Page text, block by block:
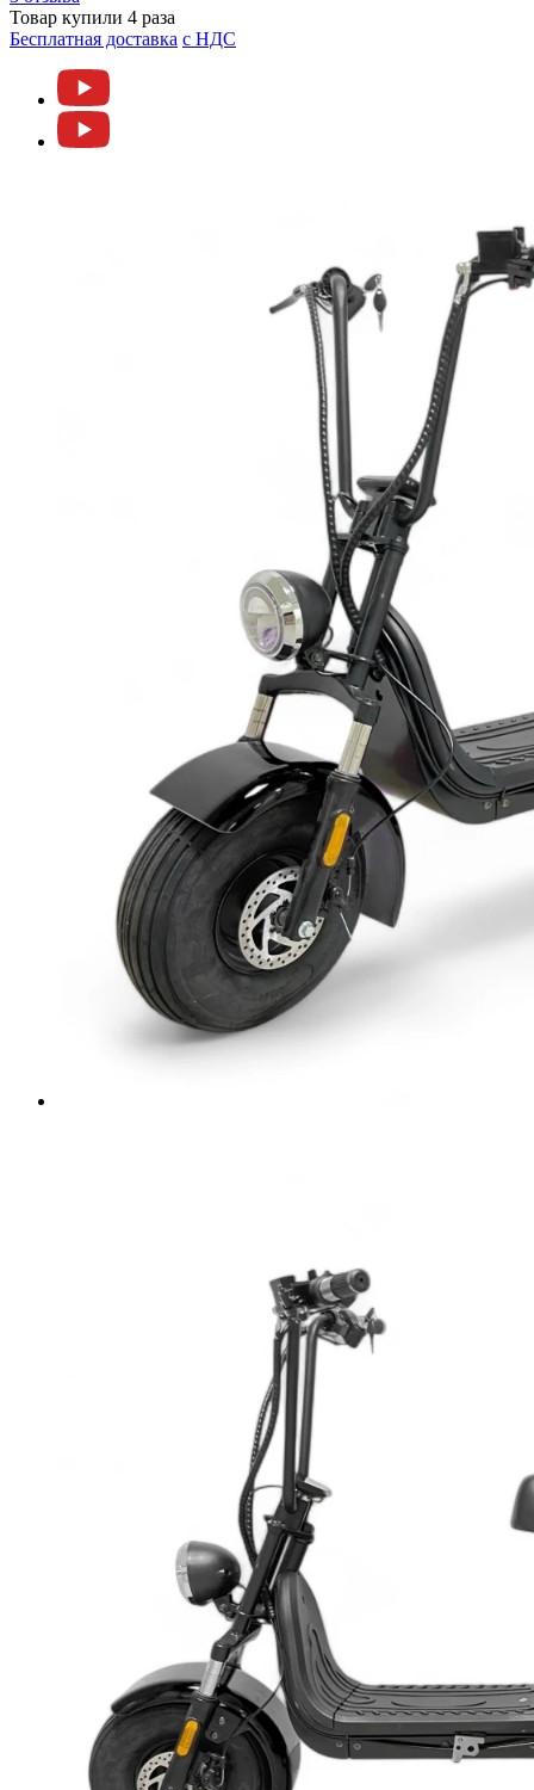
Товар купили 4 раза
Бесплатная доставка c НДС